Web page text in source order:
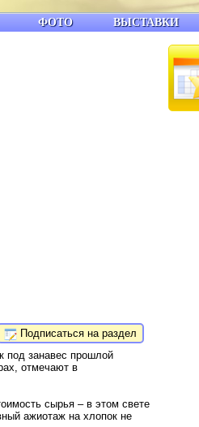
Подписаться на раздел
под занавес прошлой
отмечают в
сырья – в этом свете
ажиотаж на хлопок не
ФОТО ВЫСТАВКИ